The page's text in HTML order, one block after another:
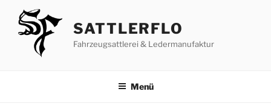
Inhalt
springen
SATTLERFLO
Fahrzeugsattlerei & Ledermanufaktur
Menü